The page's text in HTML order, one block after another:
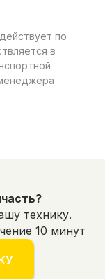
по
в
технику.
10 минут